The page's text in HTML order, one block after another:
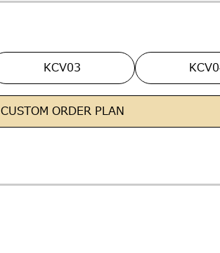
KCV03
CUSTOM ORDER PLAN